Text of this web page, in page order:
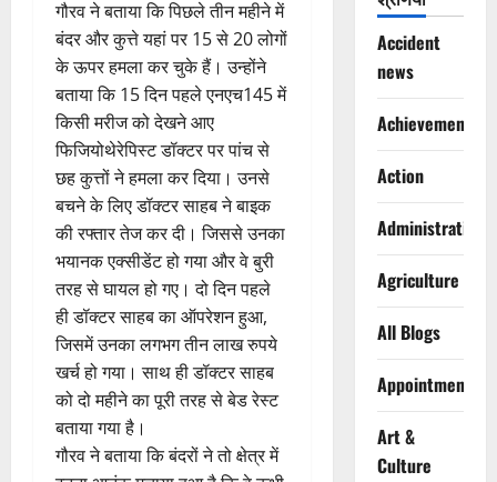
गौरव ने बताया कि पिछले तीन महीने में
बंदर और कुत्ते यहां पर 15 से 20 लोगों
के ऊपर हमला कर चुके हैं। उन्होंने
बताया कि 15 दिन पहले एनएच145 में
किसी मरीज को देखने आए
फिजियोथेरेपिस्ट डॉक्टर पर पांच से
छह कुत्तों ने हमला कर दिया। उनसे
बचने के लिए डॉक्टर साहब ने बाइक
की रफ्तार तेज कर दी। जिससे उनका
भयानक एक्सीडेंट हो गया और वे बुरी
तरह से घायल हो गए। दो दिन पहले
ही डॉक्टर साहब का ऑपरेशन हुआ,
जिसमें उनका लगभग तीन लाख रुपये
खर्च हो गया। साथ ही डॉक्टर साहब
को दो महीने का पूरी तरह से बेड रेस्ट
बताया गया है।
गौरव ने बताया कि बंदरों ने तो क्षेत्र में
Accident
news
Achievements
Action
Administration
Agriculture
All Blogs
Appointments
Art &
Culture